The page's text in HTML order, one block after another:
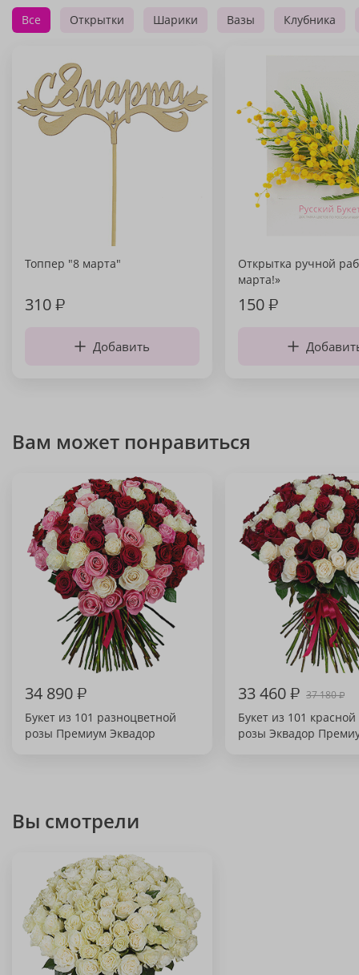
Все Открытки Шарики Вазы Клубника
Топпер "8 марта"
310₽
Добавить
Открытка ручной
марта!»
150₽
Вам может понравиться
34 890₽
Букет из 101 разноцветной
розы Премиум Эквадор
33 460₽ 37 180₽
Букет из 101
розы Эквадор
Вы смотрели